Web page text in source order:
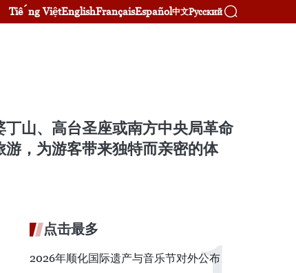
Tiếng ViệtEnglishFrançaisEspañol中文Русский
山、高台圣座或南方中央局革命
，为游客带来独特而亲密的体
点击最多
2026年顺化国际遗产与音乐节对外公布